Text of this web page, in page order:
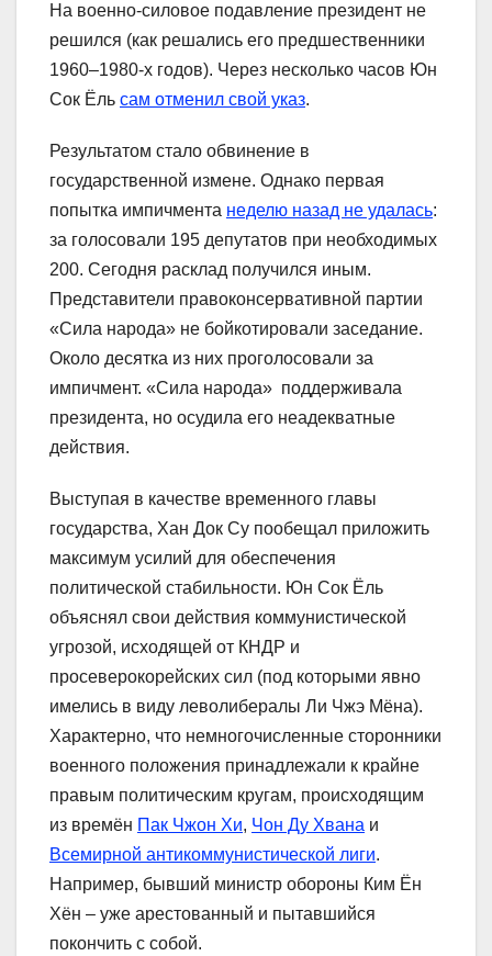
На военно-силовое подавление президент не
решился (как решались его предшественники
1960–1980-х годов). Через несколько часов Юн
Сок Ёль сам отменил свой указ.
Результатом стало обвинение в
государственной измене. Однако первая
попытка импичмента неделю назад не удалась:
за голосовали 195 депутатов при необходимых
200. Сегодня расклад получился иным.
Представители правоконсервативной партии
«Сила народа» не бойкотировали заседание.
Около десятка из них проголосовали за
импичмент. «Сила народа» поддерживала
президента, но осудила его неадекватные
действия.
Выступая в качестве временного главы
государства, Хан Док Су пообещал приложить
максимум усилий для обеспечения
политической стабильности. Юн Сок Ёль
объяснял свои действия коммунистической
угрозой, исходящей от КНДР и
просеверокорейских сил (под которыми явно
имелись в виду леволибералы Ли Чжэ Мёна).
Характерно, что немногочисленные сторонники
военного положения принадлежали к крайне
правым политическим кругам, происходящим
из времён Пак Чжон Хи, Чон Ду Хвана и
Всемирной антикоммунистической лиги.
Например, бывший министр обороны Ким Ён
Хён – уже арестованный и пытавшийся
покончить с собой.